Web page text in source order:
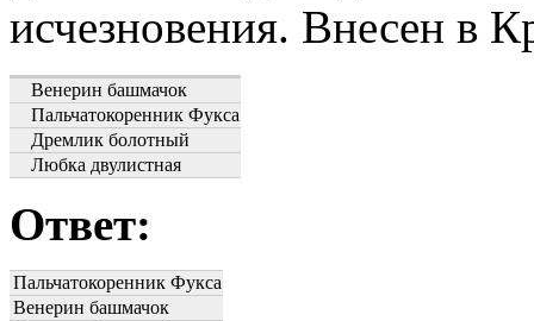
исчезновения. Внесен в
Венерин башмачок
Пальчатокоренник Фукса
Дремлик болотный
Любка двулистная
Ответ:
Пальчатокоренник Фукса
Венерин башмачок